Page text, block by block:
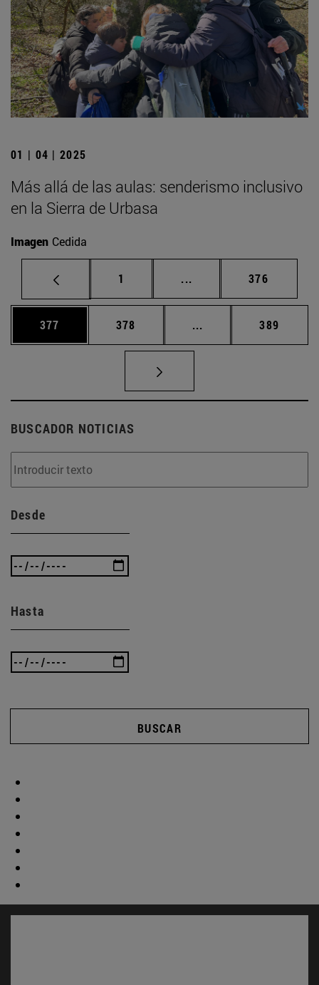
01 | 04 | 2025
Más allá de las aulas: senderismo inclusivo
en la Sierra de Urbasa
Imagen Cedida
Página
1 ... Páginas intermedias
Página
376
Página
377 Página
378 ... Páginas intermedias
Página
389
BUSCADOR NOTICIAS
Desde
Hasta
BUSCAR